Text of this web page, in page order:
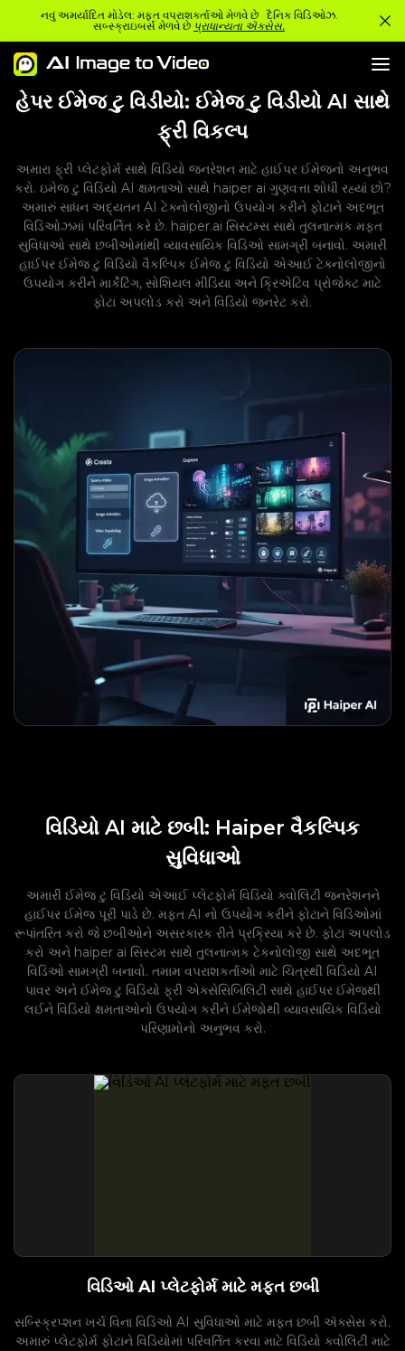
નવું અમર્યાદિત મોડેલ: મફત વપરાશકર્તાઓ મેળવે છે દૈનિક વિડિઓઝ.
સબ્સ્ક્રાઇબર્સ મેળવે છે પ્રાધાન્યતા ઍક્સેસ.
હેપર ઈમેજ ટુ વિડીયો: ઈમેજ ટુ વિડીયો AI સાથે
ફ્રી વિકલ્પ
અમારા ફ્રી પ્લેટફોર્મ સાથે વિડિયો જનરેશન માટે હાઈપર ઈમેજનો અનુભવ
કરો. ઇમેજ ટુ વિડિયો AI ક્ષમતાઓ સાથે haiper ai ગુણવત્તા શોધી રહ્યાં છો?
અમારું સાધન અદ્યતન AI ટેક્નોલોજીનો ઉપયોગ કરીને ફોટાને અદભૂત
વિડિઓઝમાં પરિવર્તિત કરે છે. haiper.ai સિસ્ટમ્સ સાથે તુલનાત્મક મફત
સુવિધાઓ સાથે છબીઓમાંથી વ્યાવસાયિક વિડિઓ સામગ્રી બનાવો. અમારી
હાઈપર ઈમેજ ટુ વિડિયો વૈકલ્પિક ઈમેજ ટુ વિડિયો એઆઈ ટેક્નોલોજીનો
ઉપયોગ કરીને માર્કેટિંગ, સોશિયલ મીડિયા અને ક્રિએટિવ પ્રોજેક્ટ માટે
ફોટા અપલોડ કરો અને વિડિયો જનરેટ કરો.
વિડિયો AI માટે છબી: Haiper વૈકલ્પિક
સુવિધાઓ
અમારી ઈમેજ ટુ વિડિયો એઆઈ પ્લેટફોર્મ વિડિયો ક્વોલિટી જનરેશનને
હાઈપર ઈમેજ પૂરી પાડે છે. મફત AI નો ઉપયોગ કરીને ફોટાને વિડિઓમાં
રૂપાંતરિત કરો જે છબીઓને અસરકારક રીતે પ્રક્રિયા કરે છે. ફોટા અપલોડ
કરો અને haiper ai સિસ્ટમ સાથે તુલનાત્મક ટેકનોલોજી સાથે અદભૂત
વિડિઓ સામગ્રી બનાવો. તમામ વપરાશકર્તાઓ માટે ચિત્રથી વિડિયો AI
પાવર અને ઈમેજ ટુ વિડિયો ફ્રી એક્સેસિબિલિટી સાથે હાઈપર ઈમેજથી
લઈને વિડિયો ક્ષમતાઓનો ઉપયોગ કરીને ઈમેજોથી વ્યાવસાયિક વિડિયો
પરિણામોનો અનુભવ કરો.
વિડિઓ AI પ્લેટફોર્મ માટે મફત છબી
સબ્સ્ક્રિપ્શન ખર્ચ વિના વિડિઓ AI સુવિધાઓ માટે મફત છબી ઍક્સેસ કરો.
અમારું પ્લેટફોર્મ ફોટાને વિડિયોમાં પરિવર્તિત કરવા માટે વિડિયો ક્વોલિટી માટે